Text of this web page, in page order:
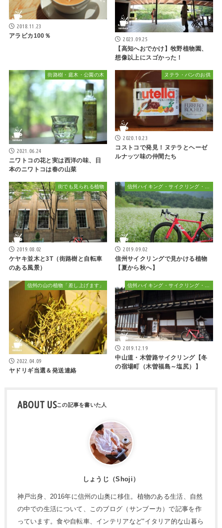
2018.11.23
アラビカ100％ 2023.09.25
【高知へおでかけ】牧野植物園、
想像以上にスゴかった！
街路樹・庭木・公園の木
2021.06.24
ニワトコの花と実は西洋の味、日
本のニワトコは春の山菜
ヌテラ・パンのお供
2020.10.23
コストコで発見！ヌテラとヘーゼ
ルナッツ味の仲間たち
街でも見られる植物
2019.08.02
ケヤキ並木と3T（街路樹と自転車
のある風景）
2019.09.02
信州サイクリングで見かける植物
【夏から秋へ】
信州の山の植物「差し上げます」
2022.04.09
ヤドリギ当選＆発送連絡
2019.12.19
中山道・木曽路サイクリング【冬
の宿場町（木曽福島～塩尻）】
ABOUT US
しょうじ（Shoji）
神戸出身、2016年に信州の山奥に移住。植物のある生活、自然
の中での生活について、このブログ（サンブーカ）で記事を作
っています。食や自転車、インテリアなど“イタリア的な山暮ら